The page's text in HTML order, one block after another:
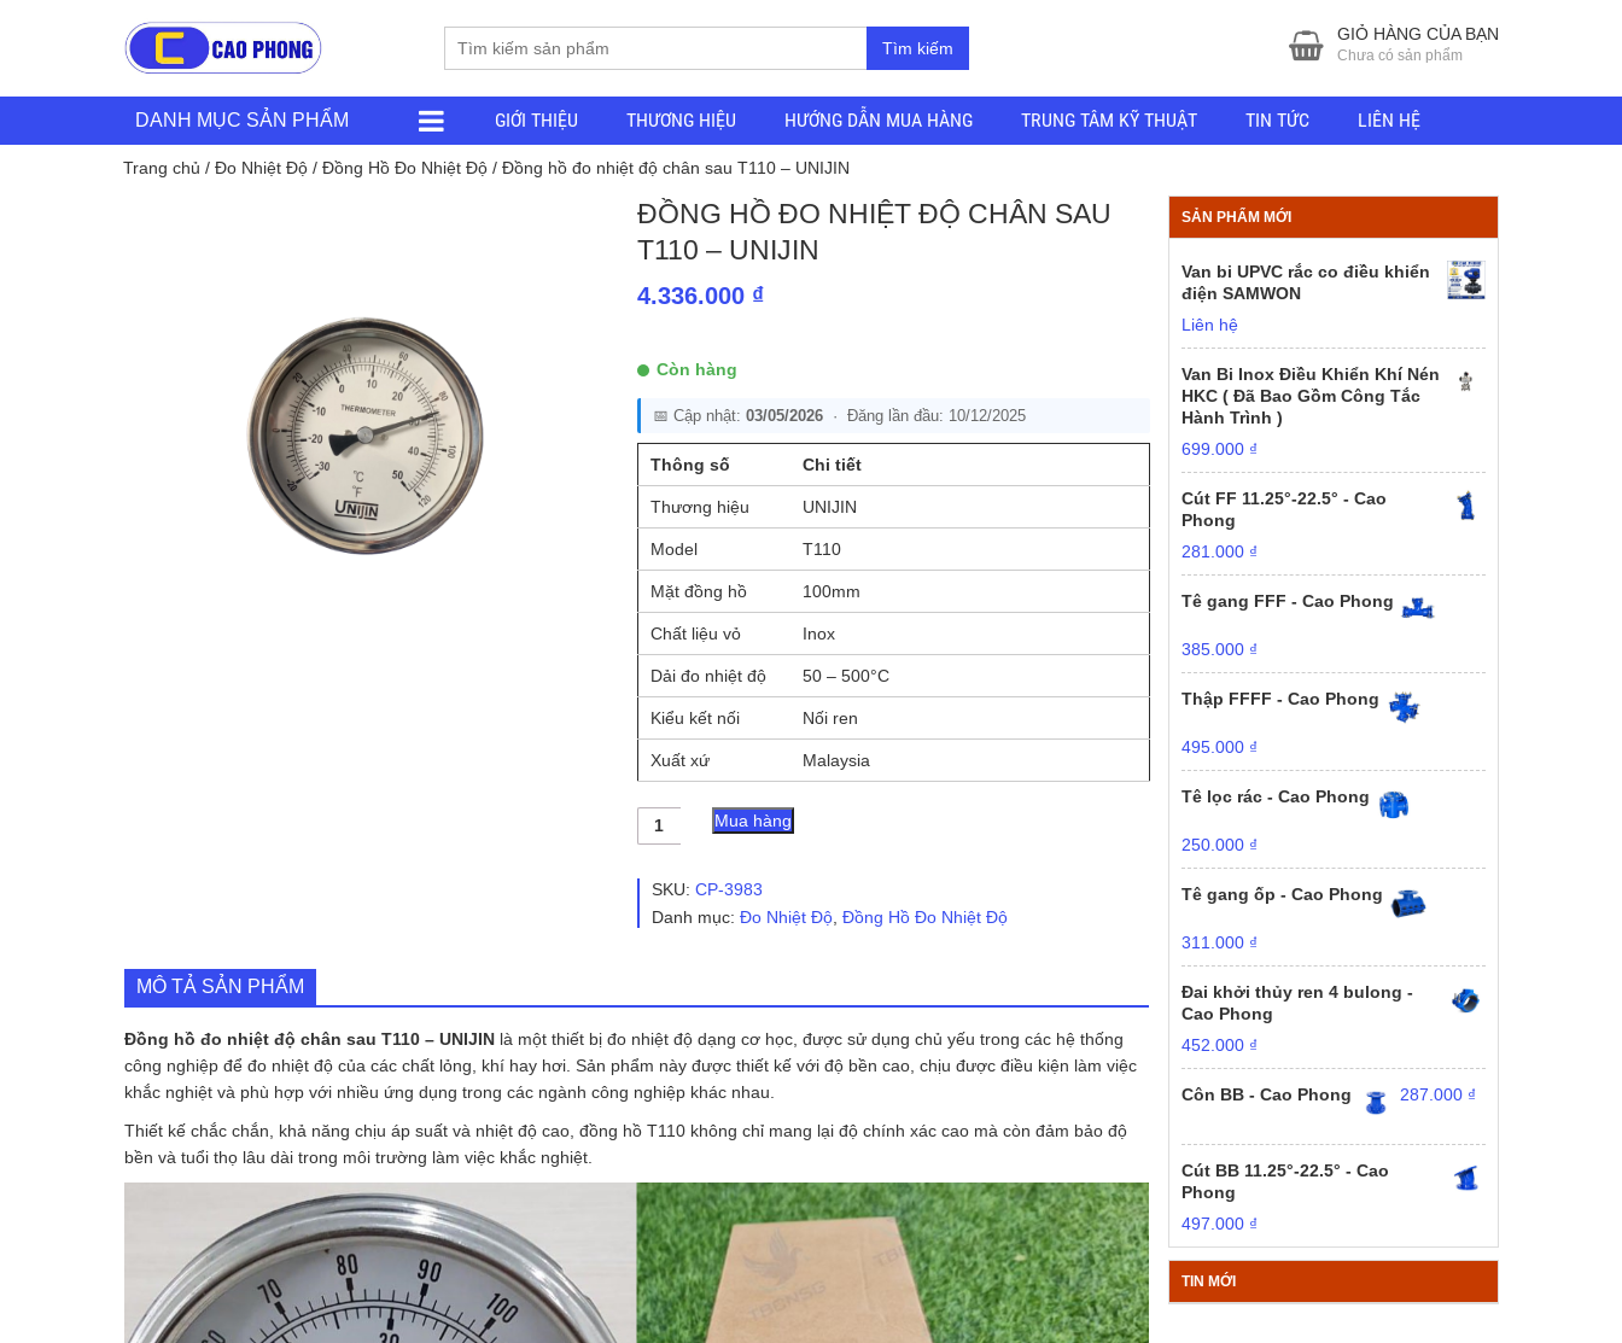
Tìm kiếm
GIỎ HÀNG CỦA BẠN
Chưa có sản phẩm
DANH MỤC SẢN PHẨM GIỚI THIỆU THƯƠNG HIỆU HƯỚNG DẪN MUA HÀNG TRUNG TÂM KỸ THUẬT TIN TỨC LIÊN HỆ
Trang chủ / Đo Nhiệt Độ / Đồng Hồ Đo Nhiệt Độ / Đồng hồ đo nhiệt độ chân sau T110 – UNIJIN
ĐỒNG HỒ ĐO NHIỆT ĐỘ CHÂN SAU
T110 – UNIJIN
4.336.000 ₫
Còn hàng
📅 Cập nhật: 03/05/2026· Đăng lần đầu: 10/12/2025
Thông số Chi tiết
Thương hiệu UNIJIN
Model T110
Mặt đồng hồ 100mm
Chất liệu vỏ Inox
Dải đo nhiệt độ 50 – 500°C
Kiểu kết nối Nối ren
Xuất xứ Malaysia
Đồng
nhiệt
chân
UNIJIN
số
lượng
Mua hàng
SKU: CP-3983
Danh mục: Đo Nhiệt Độ, Đồng Hồ Đo Nhiệt Độ
MÔ TẢ SẢN PHẨM
Đồng hồ đo nhiệt độ chân sau T110 – UNIJIN là một thiết bị đo nhiệt độ dạng cơ học, được sử dụng chủ yếu trong các hệ thống
công nghiệp để đo nhiệt độ của các chất lỏng, khí hay hơi. Sản phẩm này được thiết kế với độ bền cao, chịu được điều kiện làm việc
khắc nghiệt và phù hợp với nhiều ứng dụng trong các ngành công nghiệp khác nhau.
Thiết kế chắc chắn, khả năng chịu áp suất và nhiệt độ cao, đồng hồ T110 không chỉ mang lại độ chính xác cao mà còn đảm bảo độ
bền và tuổi thọ lâu dài trong môi trường làm việc khắc nghiệt.
SẢN PHẨM MỚI
Van bi UPVC rắc co điều khiển
điện SAMWON
Liên hệ
Van Bi Inox Điều Khiển Khí Nén
HKC ( Đã Bao Gồm Công Tắc
Hành Trình )
699.000 ₫
Cút FF 11.25°-22.5° - Cao
Phong
281.000 ₫
Tê gang FFF - Cao Phong
385.000 ₫
Thập FFFF - Cao Phong
495.000 ₫
Tê lọc rác - Cao Phong
250.000 ₫
Tê gang ốp - Cao Phong
311.000 ₫
Đai khởi thủy ren 4 bulong -
Cao Phong
452.000 ₫
Côn BB - Cao Phong 287.000 ₫
Cút BB 11.25°-22.5° - Cao
Phong
497.000 ₫
TIN MỚI